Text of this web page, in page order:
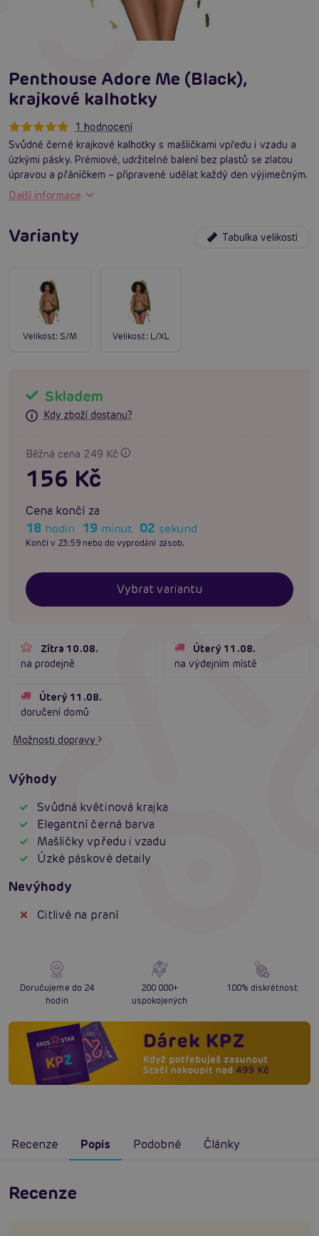
Penthouse Adore Me (Black),
krajkové kalhotky
1 hodnocení
Svůdné černé krajkové kalhotky s mašličkami vpředu i vzadu a
úzkými pásky. Prémiové, udržitelné balení bez plastů se zlatou
úpravou a přáníčkem – připravené udělat každý den výjimečným.
Další informace
Varianty Tabulka velikostí
Velikost: S/M Velikost: L/XL
Skladem
Kdy zboží dostanu?
Běžná cena 249 Kč
156 Kč
Cena končí za
18 hodin 19 minut 01 sekund
Končí v 23:59 nebo do vyprodání zásob.
Vybrat variantu
Zítra 10.08.
na prodejně
Úterý 11.08.
na výdejním místě
Úterý 11.08.
doručení domů
Možnosti dopravy
Výhody
Svůdná květinová krajka
Elegantní černá barva
Mašličky vpředu i vzadu
Úzké páskové detaily
Nevýhody
Citlivé na praní
Doručujeme do 24
hodin
200 000+
uspokojených
100% diskrétnost
Recenze Popis Podobné Články
Recenze